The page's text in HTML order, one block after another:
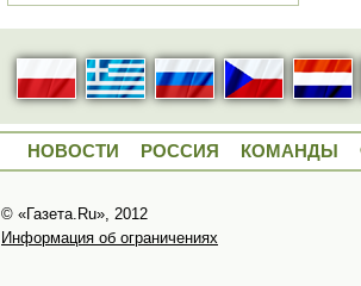
НОВОСТИ РОССИЯ КОМАНДЫ
© «Газета.Ru», 2012
Информация об ограничениях